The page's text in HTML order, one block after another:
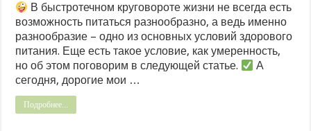
В быстротечном круговороте жизни не всегда есть
возможность питаться разнообразно, а ведь именно
разнообразие – одно из основных условий здорового
питания. Еще есть такое условие, как умеренность,
но об этом поговорим в следующей статье.
А
сегодня, дорогие мои …
Подробнее...